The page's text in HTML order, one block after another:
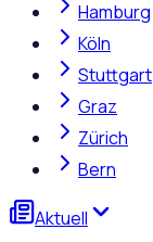
Hamburg
Köln
Stuttgart
Graz
Zürich
Bern
Aktuell